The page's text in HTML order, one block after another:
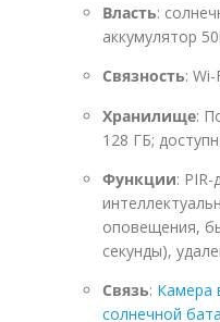
Власть:
аккумулятор
Связность:
Хранилище:
128 ГБ;
Функции:
оповещения,
секунды),
Связь: Камера
солнечной